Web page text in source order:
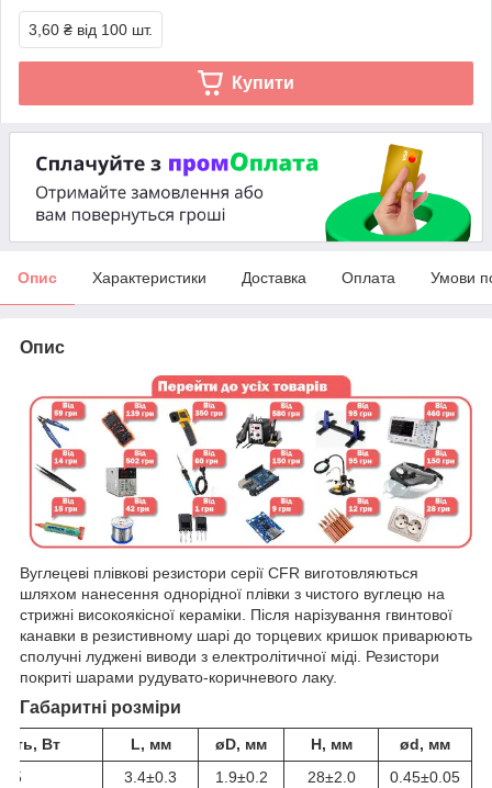
3,60 ₴ від 100 шт.
Купити
Опис Характеристики Доставка Оплата Умови
Опис
Вуглецеві плівкові резистори серії CFR виготовляються
шляхом нанесення однорідної плівки з чистого вуглецю на
стрижні високоякісної кераміки. Після нарізування гвинтової
канавки в резистивному шарі до торцевих кришок приварюють
сполучні луджені виводи з електролітичної міді. Резистори
покриті шарами рудувато-коричневого лаку.
Габаритні розміри
Вт L, мм øD, мм H, мм
ød, мм
3.4±0.3 1.9±0.2 28±2.0
0.45±0.05